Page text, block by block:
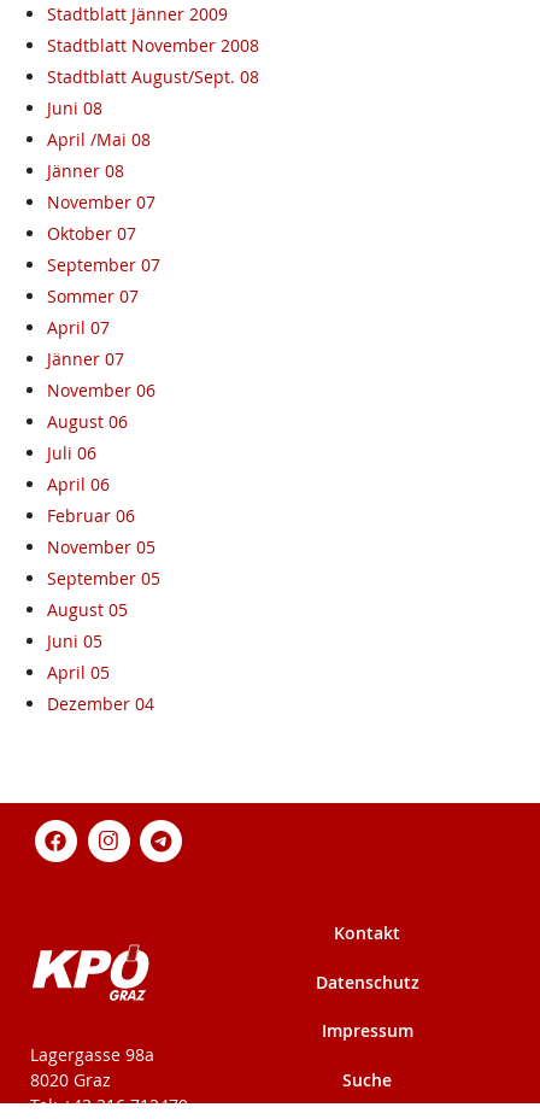
Stadtblatt Jänner 2009
Stadtblatt November 2008
Stadtblatt August/Sept. 08
Juni 08
April /Mai 08
Jänner 08
November 07
Oktober 07
September 07
Sommer 07
April 07
Jänner 07
November 06
August 06
Juli 06
April 06
Februar 06
November 05
September 05
August 05
Juni 05
April 05
Dezember 04
KPÖ-Steiermark
Lagergasse 98a
8020 Graz
Tel: +43 316 712479
Kontakt
Datenschutz
Impressum
Suche